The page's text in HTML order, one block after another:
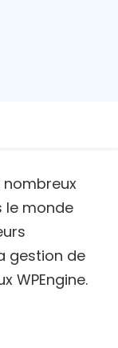
nombreux
le monde
gestion de
WPEngine.